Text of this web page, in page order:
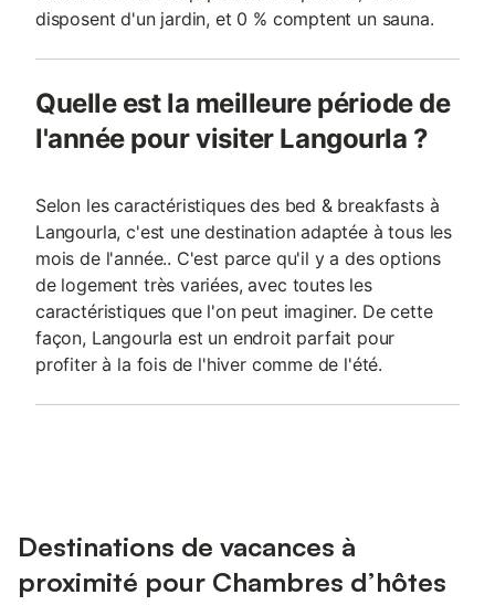
disposent d'un jardin, et 0 % comptent un sauna.
Quelle est la meilleure période de
l'année pour visiter Langourla ?
Selon les caractéristiques des bed & breakfasts à
Langourla, c'est une destination adaptée à tous les
mois de l'année.. C'est parce qu'il y a des options
de logement très variées, avec toutes les
caractéristiques que l'on peut imaginer. De cette
façon, Langourla est un endroit parfait pour
profiter à la fois de l'hiver comme de l'été.
Destinations de vacances à
proximité pour Chambres d’hôtes